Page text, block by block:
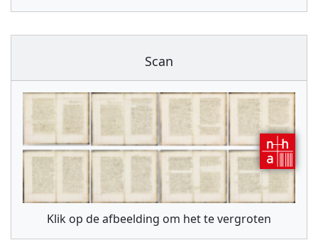
Scan
Klik op de afbeelding om het te vergroten